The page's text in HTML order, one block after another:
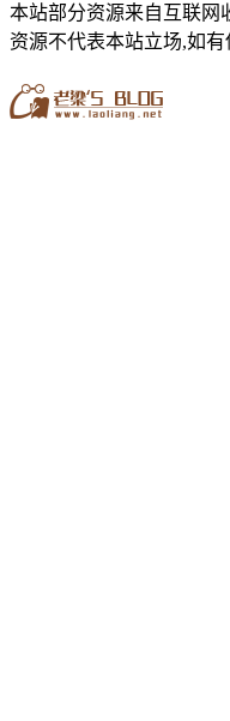
本站部分资源来自互联网
资源不代表本站立场,如